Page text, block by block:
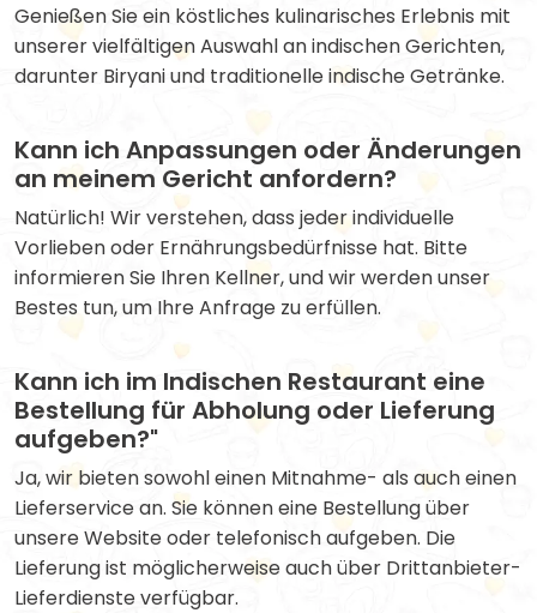
Genießen Sie ein köstliches kulinarisches Erlebnis mit
unserer vielfältigen Auswahl an indischen Gerichten,
darunter Biryani und traditionelle indische Getränke.
Kann ich Anpassungen oder Änderungen
an meinem Gericht anfordern?
Natürlich! Wir verstehen, dass jeder individuelle
Vorlieben oder Ernährungsbedürfnisse hat. Bitte
informieren Sie Ihren Kellner, und wir werden unser
Bestes tun, um Ihre Anfrage zu erfüllen.
Kann ich im Indischen Restaurant eine
Bestellung für Abholung oder Lieferung
aufgeben?"
Ja, wir bieten sowohl einen Mitnahme- als auch einen
Lieferservice an. Sie können eine Bestellung über
unsere Website oder telefonisch aufgeben. Die
Lieferung ist möglicherweise auch über Drittanbieter-
Lieferdienste verfügbar.